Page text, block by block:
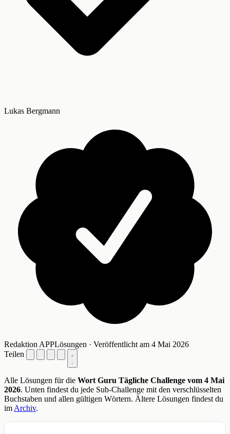
Lukas Bergmann
Redaktion APPLösungen · Veröffentlicht am 4 Mai 2026
Teilen
Alle Lösungen für die Wort Guru Tägliche Challenge vom 4 Mai
2026. Unten findest du jede Sub-Challenge mit den verschlüsselten
Buchstaben und allen gültigen Wörtern. Ältere Lösungen findest du
imArchiv.